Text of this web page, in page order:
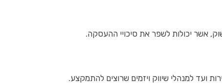
אשר יכולות לשפר את סיכויי ההעסקה.
ועד למנהלי שיווק ויזמים שרוצים להתמקצע.